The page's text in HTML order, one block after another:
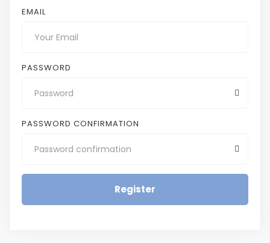
EMAIL
PASSWORD
PASSWORD CONFIRMATION
Register